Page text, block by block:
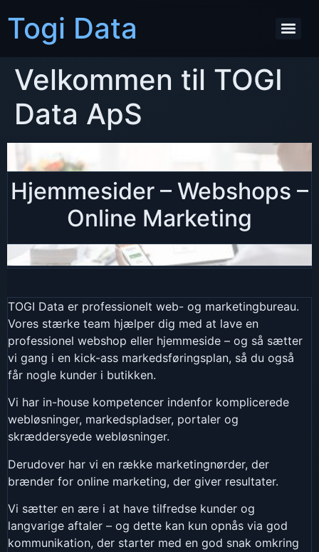
Togi Data
Velkommen til TOGI
Data ApS
Hjemmesider – Webshops –
Online Marketing
TOGI Data er professionelt web- og marketingbureau.
Vores stærke team hjælper dig med at lave en
professionel webshop eller hjemmeside – og så sætter
vi gang i en kick-ass markedsføringsplan, så du også
får nogle kunder i butikken.
Vi har in-house kompetencer indenfor komplicerede
webløsninger, markedspladser, portaler og
skræddersyede webløsninger.
Derudover har vi en række marketingnørder, der
brænder for online marketing, der giver resultater.
Vi sætter en ære i at have tilfredse kunder og
langvarige aftaler – og dette kan kun opnås via god
kommunikation, der starter med en god snak omkring